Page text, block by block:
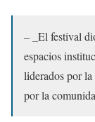
– _El festival
espacios
liderados por
por la